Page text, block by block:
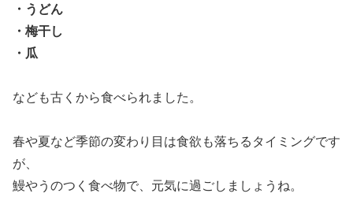
・うどん
・梅干し
・瓜
なども古くから食べられました。
春や夏など季節の変わり目は食欲も落ちるタイミングです
が、
鰻やうのつく食べ物で、元気に過ごしましょうね。